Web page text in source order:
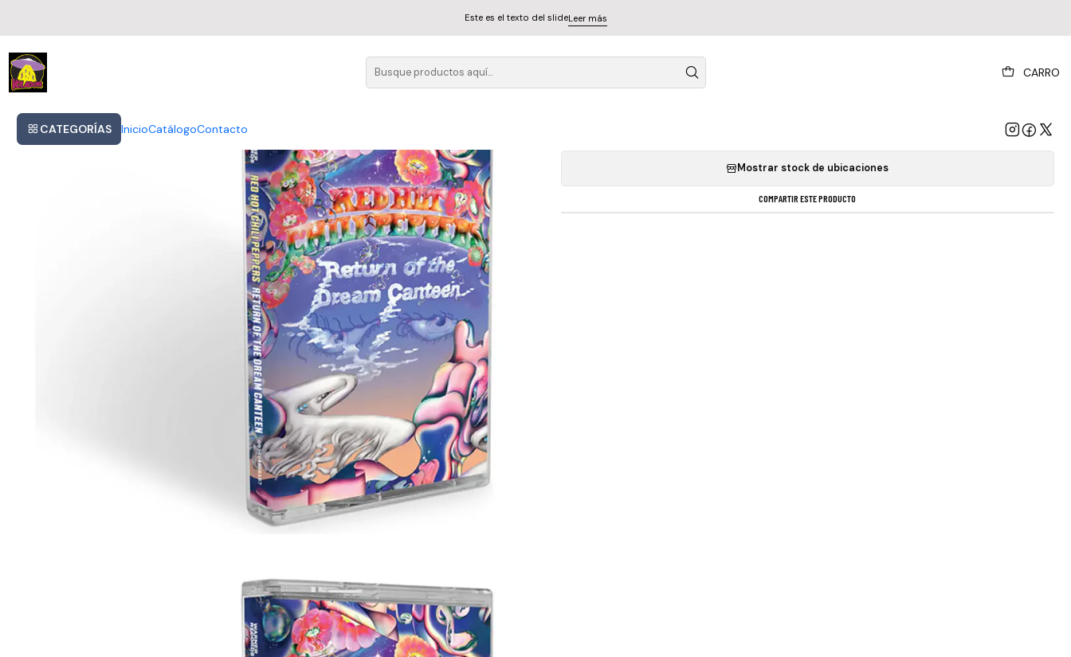
CARRO
CATEGORÍAS InicioCatálogoContacto
Este es el texto del slideLeer más
Red Hot Chili Peppers - Return Of The Dream Canteen Cassette
Mostrar stock de ubicaciones
COMPARTIR ESTE PRODUCTO